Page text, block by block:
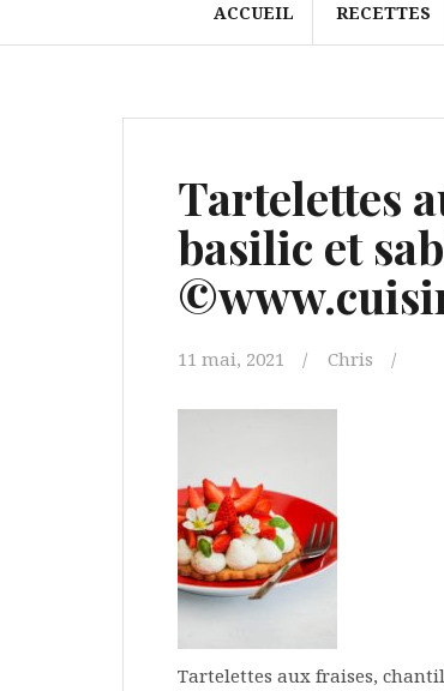
ACCUEIL RECETTES
Tartelettes
basilic et
11 mai, 2021 Chris
Tartelettes aux fraises,